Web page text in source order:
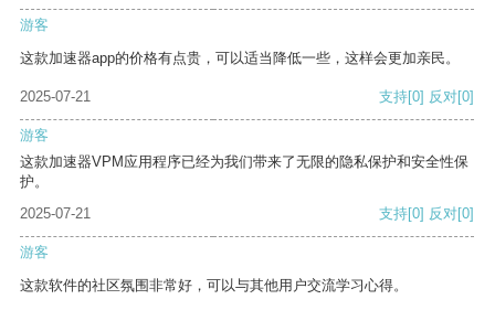
游客
这款加速器app的价格有点贵，可以适当降低一些，这样会更加亲民。
2025-07-21 支持[0] 反对[0]
游客
这款加速器VPM应用程序已经为我们带来了无限的隐私保护和安全性保
护。
2025-07-21
支持[0] 反对[0]
游客
这款软件的社区氛围非常好，可以与其他用户交流学习心得。